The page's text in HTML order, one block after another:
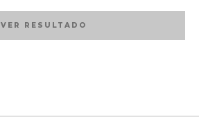
VER RESULTADO